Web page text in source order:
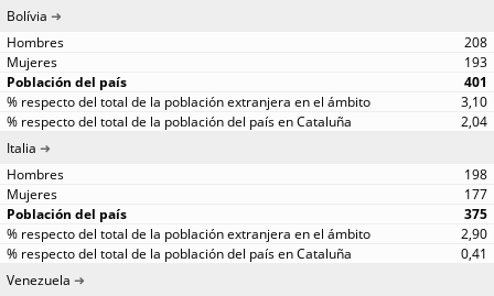
Bolívia
208
193
401
3,10
2,04
Italia
198
177
375
2,90
0,41
Venezuela